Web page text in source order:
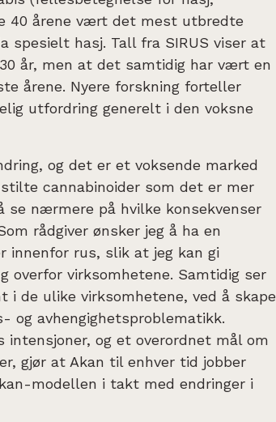
40 årene vært det mest utbredte
spesielt hasj. Tall fra SIRUS viser at
år, men at det samtidig har vært en
årene. Nyere forskning forteller
utfordring generelt i den voksne
og det er et voksende marked
cannabinoider som det er mer
se nærmere på hvilke konsekvenser
rådgiver ønsker jeg å ha en
innenfor rus, slik at jeg kan gi
overfor virksomhetene. Samtidig ser
i de ulike virksomhetene, ved å skape
og avhengighetsproblematikk.
og et overordnet mål om
gjør at Akan til enhver tid jobber
modellen i takt med endringer i